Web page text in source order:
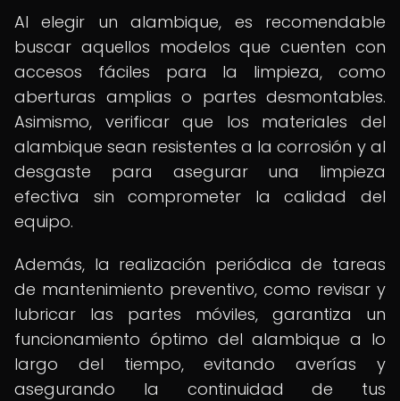
Al elegir un alambique, es recomendable
buscar aquellos modelos que cuenten con
accesos fáciles para la limpieza, como
aberturas amplias o partes desmontables.
Asimismo, verificar que los materiales del
alambique sean resistentes a la corrosión y al
desgaste para asegurar una limpieza
efectiva sin comprometer la calidad del
equipo.
Además, la realización periódica de tareas
de mantenimiento preventivo, como revisar y
lubricar las partes móviles, garantiza un
funcionamiento óptimo del alambique a lo
largo del tiempo, evitando averías y
asegurando la continuidad de tus